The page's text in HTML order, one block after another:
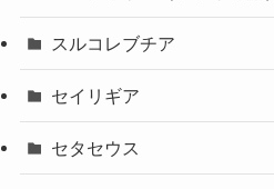
スルコレブチア
セイリギア
セタセウス